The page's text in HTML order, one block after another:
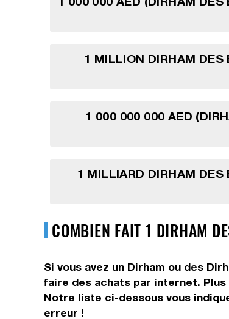
1 MILLION DIRHAM DES
1 000 000 000 AED
1 MILLIARD DIRHAM DES
COMBIEN FAIT 1 DIRHAM
Si vous avez un Dirham ou des
faire des achats par internet.
Notre liste ci-dessous vous
erreur !